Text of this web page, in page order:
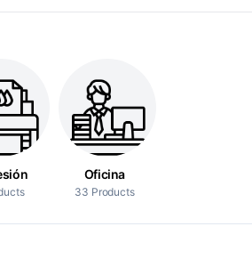
Oficina
33 Products